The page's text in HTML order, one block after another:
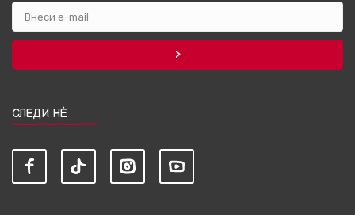
СЛЕДИ НЀ